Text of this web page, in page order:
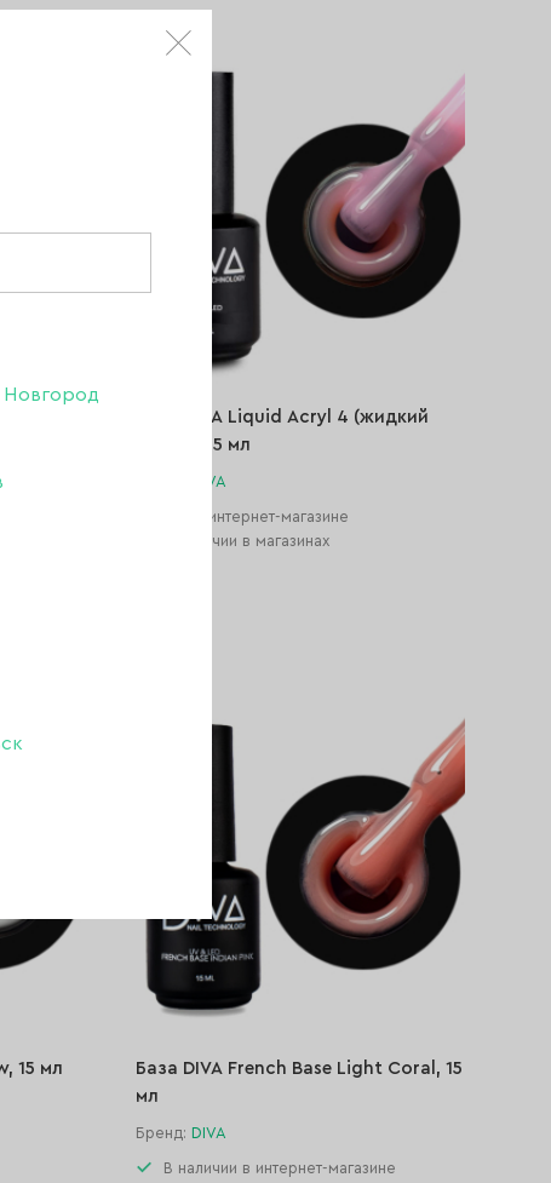
База DIVA Liquid Acryl 4 (жидкий
акрил), 15 мл
DIVA
Нет в интернет-магазине
В наличии в магазинах
15 мл
База DIVA French Base Light Coral, 15
мл
Бренд: DIVA
В наличии в интернет-магазине